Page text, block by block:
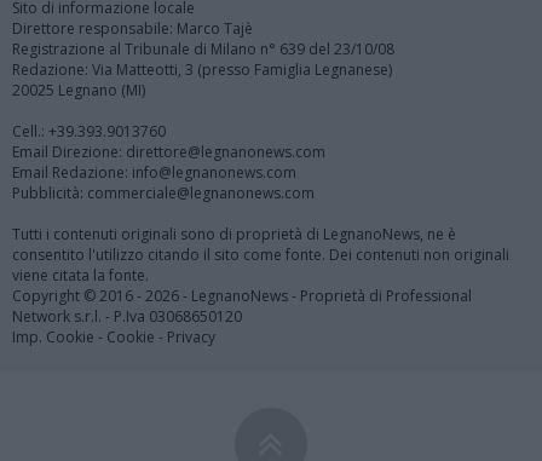
Sito di informazione locale
Direttore responsabile: Marco Tajè
Registrazione al Tribunale di Milano n° 639 del 23/10/08
Redazione: Via Matteotti, 3 (presso Famiglia Legnanese)
20025 Legnano (MI)
Cell.: +39.393.9013760
Email Direzione: direttore@legnanonews.com
Email Redazione: info@legnanonews.com
Pubblicità: commerciale@legnanonews.com
Tutti i contenuti originali sono di proprietà di LegnanoNews, ne è
consentito l'utilizzo citando il sito come fonte. Dei contenuti non originali
viene citata la fonte.
Copyright © 2016 - 2026 - LegnanoNews - Proprietà di Professional
Network s.r.l. - P.Iva 03068650120
Imp. Cookie - Cookie - Privacy